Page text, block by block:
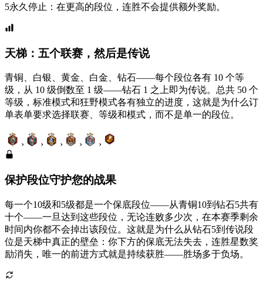
5永久停止：在更高的段位，连胜不会提供额外奖励。
天梯：五个联赛，然后是传说
青铜、白银、黄金、白金、钻石——每个段位各有 10 个等
级，从 10 级倒数至 1 级——钻石 1 之上即为传说。总共 50 个
等级，标准模式和狂野模式各有独立的进度，这就是为什么订
单表单要求选择联赛、等级和模式，而不是单一的段位。
› › › › ›
保护段位守护您的战果
每一个10级和5级都是一个保底段位——从青铜10到钻石5共有
十个——一旦达到这些段位，无论连败多少次，在本赛季剩余
时间内你都不会掉出该段位。这就是为什么从钻石5到传说段
位是天梯中真正的壁垒：你下方的保底无法失去，连胜星数奖
励消失，唯一的前进方式就是持续获胜——胜场多于负场。